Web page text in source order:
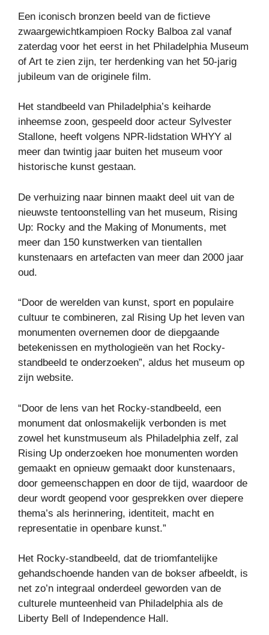
Een iconisch bronzen beeld van de fictieve
zwaargewichtkampioen Rocky Balboa zal vanaf
zaterdag voor het eerst in het Philadelphia Museum
of Art te zien zijn, ter herdenking van het 50-jarig
jubileum van de originele film.
Het standbeeld van Philadelphia’s keiharde
inheemse zoon, gespeeld door acteur Sylvester
Stallone, heeft volgens NPR-lidstation WHYY al
meer dan twintig jaar buiten het museum voor
historische kunst gestaan.
De verhuizing naar binnen maakt deel uit van de
nieuwste tentoonstelling van het museum, Rising
Up: Rocky and the Making of Monuments, met
meer dan 150 kunstwerken van tientallen
kunstenaars en artefacten van meer dan 2000 jaar
oud.
“Door de werelden van kunst, sport en populaire
cultuur te combineren, zal Rising Up het leven van
monumenten overnemen door de diepgaande
betekenissen en mythologieën van het Rocky-
standbeeld te onderzoeken”, aldus het museum op
zijn website.
“Door de lens van het Rocky-standbeeld, een
monument dat onlosmakelijk verbonden is met
zowel het kunstmuseum als Philadelphia zelf, zal
Rising Up onderzoeken hoe monumenten worden
gemaakt en opnieuw gemaakt door kunstenaars,
door gemeenschappen en door de tijd, waardoor de
deur wordt geopend voor gesprekken over diepere
thema’s als herinnering, identiteit, macht en
representatie in openbare kunst.”
Het Rocky-standbeeld, dat de triomfantelijke
gehandschoende handen van de bokser afbeeldt, is
net zo’n integraal onderdeel geworden van de
culturele munteenheid van Philadelphia als de
Liberty Bell of Independence Hall.